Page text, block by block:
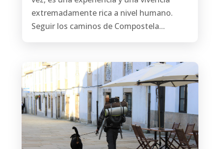
extremadamente rica a nivel humano.
Seguir los caminos de Compostela...